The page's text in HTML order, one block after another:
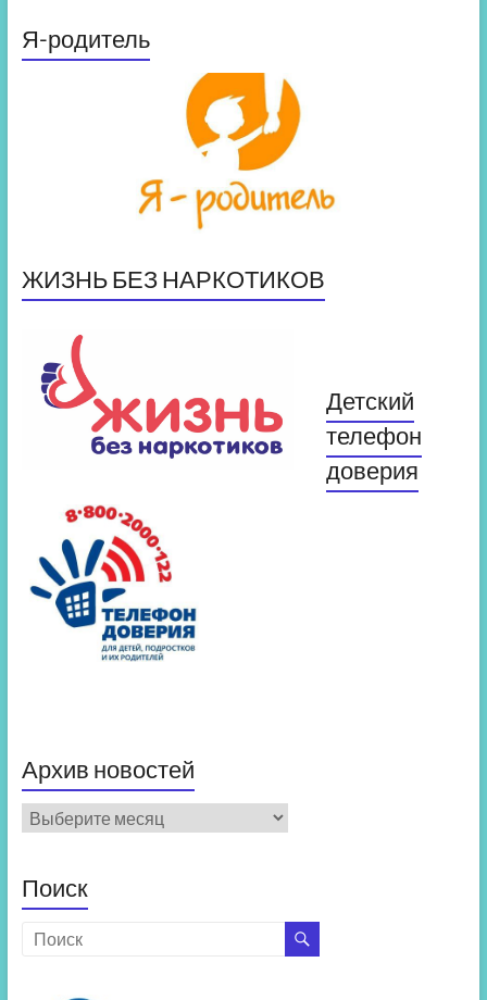
Я-родитель
ЖИЗНЬ БЕЗ НАРКОТИКОВ
Детский
телефон
доверия
Архив новостей
Архив
новостей
Поиск